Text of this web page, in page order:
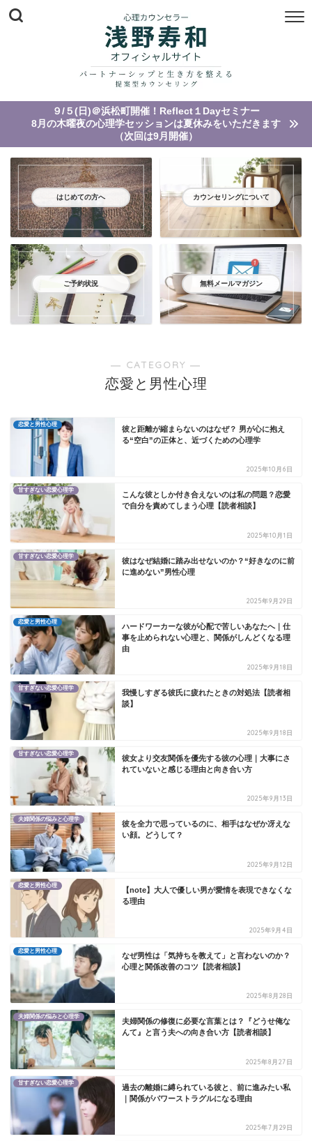
９/５(日)＠浜松町開催！Reflect１Dayセミナー
8月の木曜夜の心理学セッションは夏休みをいただきます
（次回は9月開催）
はじめての方へ カウンセリングについて
ご予約状況 無料メールマガジン
― CATEGORY ―
恋愛と男性心理
恋愛と男性心理
彼と距離が縮まらないのはなぜ？ 男が心に抱え
る“空白”の正体と、近づくための心理学
2025年10月6日
甘すぎない恋愛心理学
こんな彼としか付き合えないのは私の問題？恋愛
で自分を責めてしまう心理【読者相談】
2025年10月1日
甘すぎない恋愛心理学
彼はなぜ結婚に踏み出せないのか？“好きなのに前
に進めない”男性心理
2025年9月29日
恋愛と男性心理
ハードワーカーな彼が心配で苦しいあなたへ｜仕
事を止められない心理と、関係がしんどくなる理
由
2025年9月18日
甘すぎない恋愛心理学
我慢しすぎる彼氏に疲れたときの対処法【読者相
談】
2025年9月18日
甘すぎない恋愛心理学
彼女より交友関係を優先する彼の心理｜大事にさ
れていないと感じる理由と向き合い方
2025年9月13日
夫婦関係の悩みと心理学
彼を全力で思っているのに、相手はなぜか冴えな
い顔。どうして？
2025年9月12日
恋愛と男性心理
【note】大人で優しい男が愛情を表現できなくな
る理由
2025年9月4日
恋愛と男性心理
なぜ男性は「気持ちを教えて」と言わないのか？
心理と関係改善のコツ【読者相談】
2025年8月28日
夫婦関係の悩みと心理学
夫婦関係の修復に必要な言葉とは？『どうせ俺な
んて』と言う夫への向き合い方【読者相談】
2025年8月27日
甘すぎない恋愛心理学
過去の離婚に縛られている彼と、前に進みたい私
｜関係がパワーストラグルになる理由
2025年7月29日